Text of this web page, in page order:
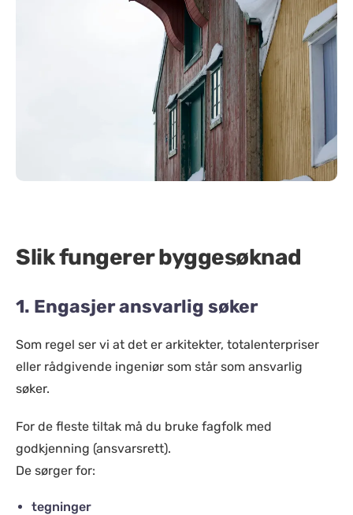
Slik fungerer byggesøknad
1. Engasjer ansvarlig søker
Som regel ser vi at det er arkitekter, totalenterpriser
eller rådgivende ingeniør som står som ansvarlig
søker.
For de fleste tiltak må du bruke fagfolk med
godkjenning (ansvarsrett).
De sørger for:
tegninger